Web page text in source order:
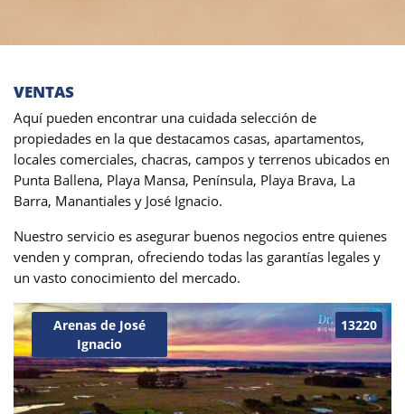
VENTAS
Aquí pueden encontrar una cuidada selección de
propiedades en la que destacamos casas, apartamentos,
locales comerciales, chacras, campos y terrenos ubicados en
Punta Ballena, Playa Mansa, Península, Playa Brava, La
Barra, Manantiales y José Ignacio.
Nuestro servicio es asegurar buenos negocios entre quienes
venden y compran, ofreciendo todas las garantías legales y
un vasto conocimiento del mercado.
13220
Arenas de José
Ignacio